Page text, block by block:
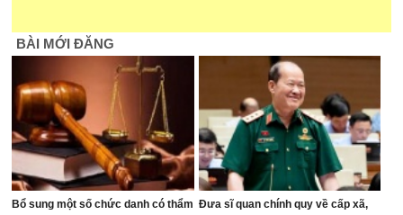
BÀI MỚI ĐĂNG
Bổ sung một số chức danh có thẩm Đưa sĩ quan chính quy về cấp xã,